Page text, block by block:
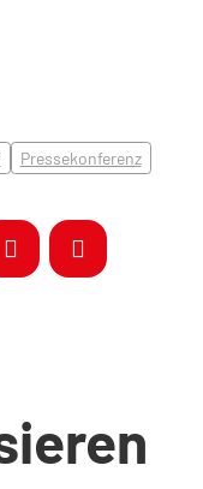
Pressekonferenz